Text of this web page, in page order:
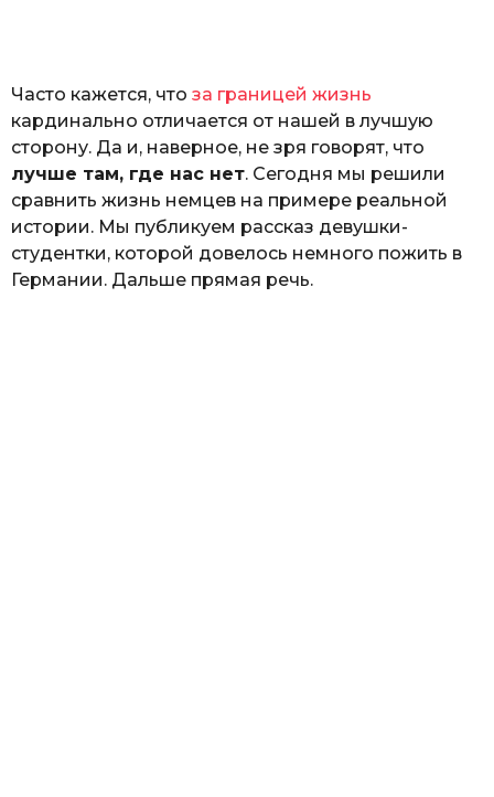
Часто кажется, что за границей жизнь
кардинально отличается от нашей в лучшую
сторону. Да и, наверное, не зря говорят, что
лучше там, где нас нет. Сегодня мы решили
сравнить жизнь немцев на примере реальной
истории. Мы публикуем рассказ девушки-
студентки, которой довелось немного пожить в
Германии. Дальше прямая речь.